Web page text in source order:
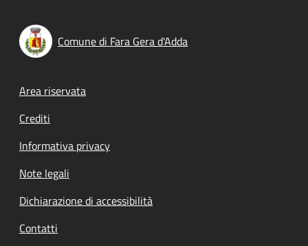
Comune di Fara Gera d'Adda
Footer menu
Area riservata
Crediti
Informativa privacy
Note legali
Dichiarazione di accessibilità
Contatti